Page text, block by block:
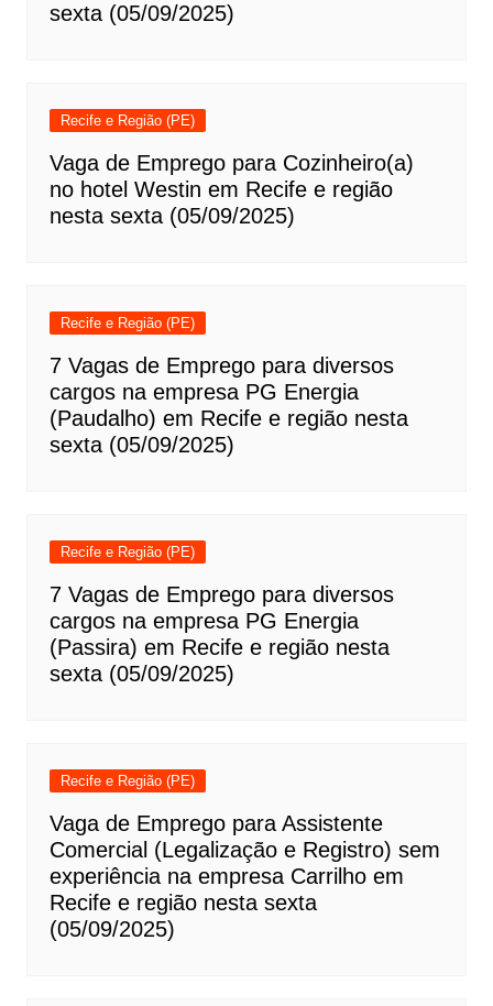
sexta (05/09/2025)
Recife e Região (PE)
Vaga de Emprego para Cozinheiro(a)
no hotel Westin em Recife e região
nesta sexta (05/09/2025)
Recife e Região (PE)
7 Vagas de Emprego para diversos
cargos na empresa PG Energia
(Paudalho) em Recife e região nesta
sexta (05/09/2025)
Recife e Região (PE)
7 Vagas de Emprego para diversos
cargos na empresa PG Energia
(Passira) em Recife e região nesta
sexta (05/09/2025)
Recife e Região (PE)
Vaga de Emprego para Assistente
Comercial (Legalização e Registro) sem
experiência na empresa Carrilho em
Recife e região nesta sexta
(05/09/2025)